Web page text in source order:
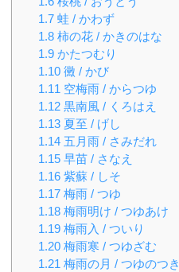
1.7 蛙 / かわず
1.8 柿の花 / かきのはな
1.9 かたつむり
1.10 黴 / かび
1.11 空梅雨 / からつゆ
1.12 黒南風 / くろはえ
1.13 夏至 / げし
1.14 五月雨 / さみだれ
1.15 早苗 / さなえ
1.16 紫蘇 / しそ
1.17 梅雨 / つゆ
1.18 梅雨明け / つゆあけ
1.19 梅雨入 / ついり
1.20 梅雨寒 / つゆざむ
1.21 梅雨の月 / つゆのつき